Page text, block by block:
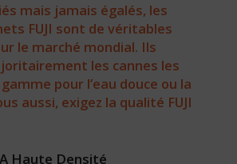
mais jamais égalés, les
FUJI sont de véritables
le marché mondial. Ils
les cannes les
pour l’eau douce ou la
aussi, exigez la qualité FUJI
Haute Densité